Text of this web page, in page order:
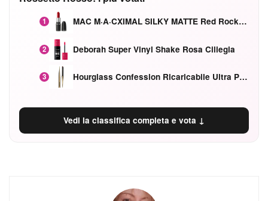
1 MAC M·A·CXIMAL SILKY MATTE Red Rock mat
2 Deborah Super Vinyl Shake Rosa Ciliegia
3 Hourglass Confession Ricaricabile Ultra Preciso Ad Alta Intensità Secretly Classic Red
Vedi la classifica completa e vota ↓